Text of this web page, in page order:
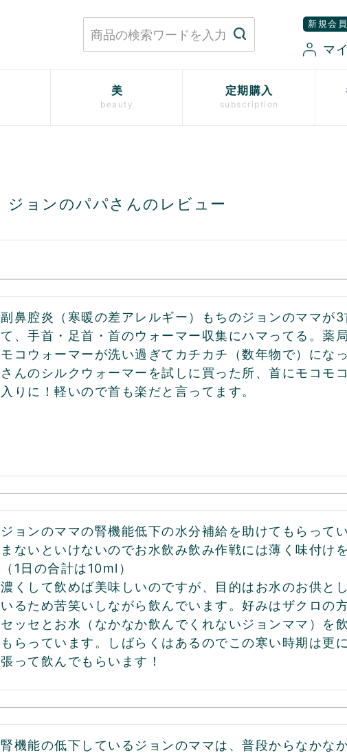
新規会
マ
美
beauty
定期購入
subscription
ジョンのパパさんのレビュー
副鼻腔炎（寒暖の差アレルギー）もちのジョンのママが
て、手首・足首・首のウォーマー収集にハマってる。薬
モコウォーマーが洗い過ぎてカチカチ（数年物で）にな
さんのシルクウォーマーを試しに買った所、首にモコモ
ジョンのママの腎機能低下の水分補給を助けてもらって
まないといけないのでお水飲み飲み作戦には薄く味付け
（1日の合計は10ml）
濃くして飲めば美味しいのですが、目的はお水のお供と
いるため苦笑いしながら飲んでいます。好みはザクロの
セッセとお水（なかなか飲んでくれないジョンママ）を
もらっています。しばらくはあるのでこの寒い時期は更
張って飲んでもらいます！
腎機能の低下しているジョンのママは、普段からなかな